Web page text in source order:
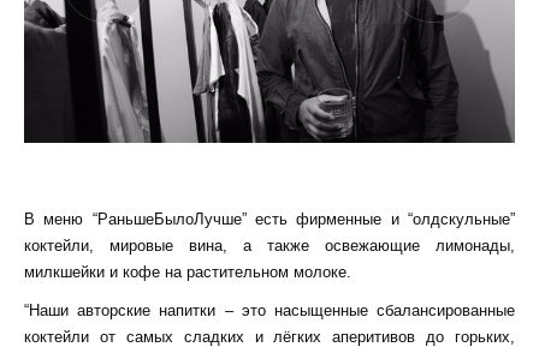
В меню “РаньшеБылоЛучше” есть фирменные и “олдскульные”
коктейли, мировые вина, а также освежающие лимонады,
милкшейки и кофе на растительном молоке.
“Наши авторские напитки – это насыщенные сбалансированные
коктейли от самых сладких и лёгких аперитивов до горьких,